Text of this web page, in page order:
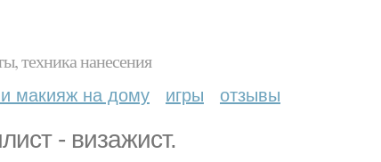
техника нанесения
макияж на дому игры отзывы
- визажист.